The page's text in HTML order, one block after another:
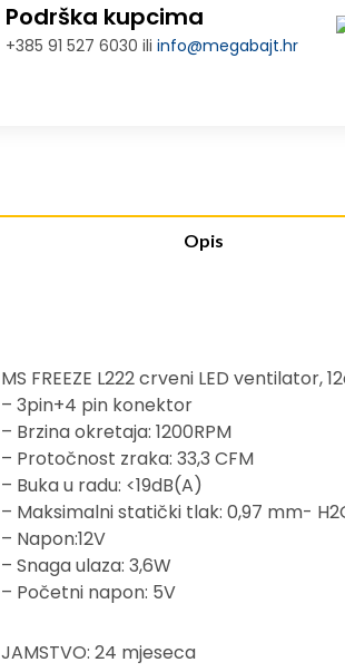
Podrška kupcima
+385 91 527 6030 iliinfo@megabajt.hr
Opis
MS FREEZE L222 crveni LED ventilator,
– 3pin+4 pin konektor
– Brzina okretaja: 1200RPM
– Protočnost zraka: 33,3 CFM
– Buka u radu: <19dB(A)
– Maksimalni statički tlak: 0,97 mm-
– Napon:12V
– Snaga ulaza: 3,6W
– Početni napon: 5V
JAMSTVO: 24 mjeseca